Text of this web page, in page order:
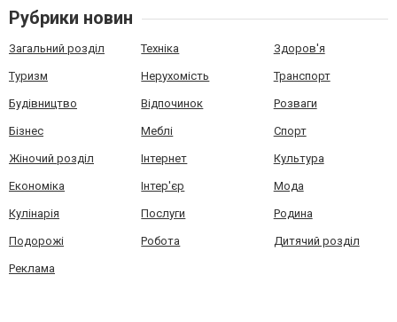
Рубрики новин
Загальний розділ Техніка Здоров'я
Туризм Нерухомість Транспорт
Будівництво Відпочинок Розваги
Бізнес Меблі Спорт
Жіночий розділ Інтернет Культура
Економіка Інтер'єр Мода
Кулінарія Послуги Родина
Подорожі Робота Дитячий розділ
Реклама